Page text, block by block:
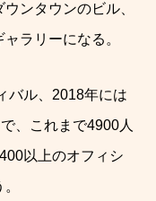
ンタウンのビル、
ラリーになる。
ル、 2018年には
、これまで4900人
以上のオフィシ